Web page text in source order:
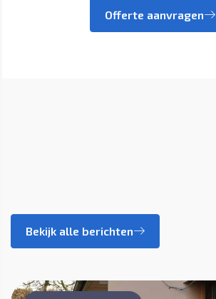
Offerte aanvragen
Bekijk alle berichten